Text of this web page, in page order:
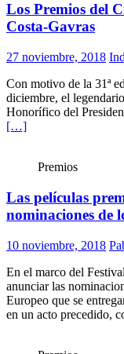
Los Premios del
Costa-Gavras
27 noviembre, 2018
Con motivo de la 31ª
diciembre, el
Honorífico del
[…]
Premios
Las películas
nominaciones de
10 noviembre, 2018
En el marco del
anunciar las
Europeo que se
en un acto precedido,